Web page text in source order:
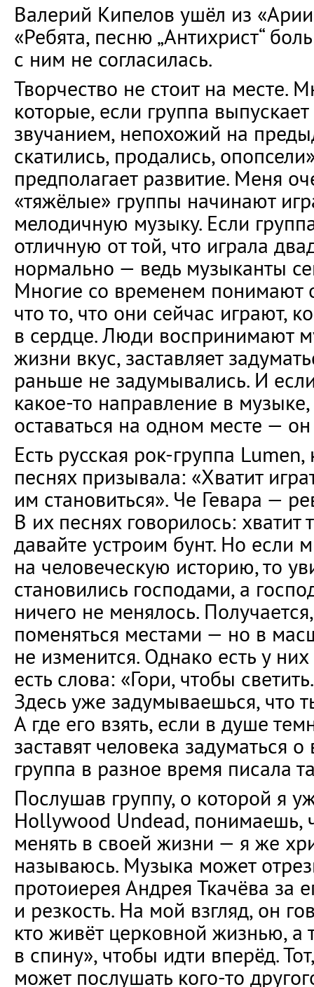
Валерий Кипелов ушёл из
«Ребята, песню „Антихрист“
с ним не согласилась.
Творчество не стоит на месте.
которые, если группа
звучанием, непохожий на
скатились, продались,
предполагает развитие. Меня
«тяжёлые» группы начинают
мелодичную музыку. Если
отличную от той, что играла
нормально — ведь музыканты
Многие со временем понимают
что то, что они сейчас играют,
в сердце. Люди воспринимают
жизни вкус, заставляет
раньше не задумывались. И
какое-то направление в
оставаться на одном месте —
Есть русская рок-группа
песнях призывала: «Хватит
им становиться». Че Гевара —
В их песнях говорилось: хватит
давайте устроим бунт. Но если
на человеческую историю, то
становились господами, а
ничего не менялось.
поменяться местами — но в
не изменится. Однако есть у
есть слова: «Гори, чтобы
Здесь уже задумываешься, что
А где его взять, если в душе
заставят человека задуматься
группа в разное время писала
Послушав группу, о которой я
Hollywood Undead, понимаешь,
менять в своей жизни — я же
называюсь. Музыка может
протоиерея Андрея Ткачёва за
и резкость. На мой взгляд, он
кто живёт церковной жизнью, а
в спину», чтобы идти вперёд.
может послушать кого-то